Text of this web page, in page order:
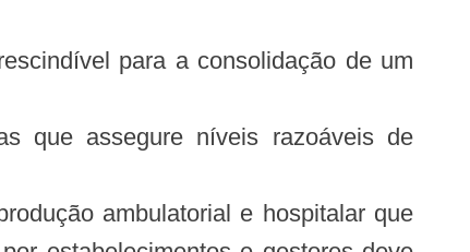
para a consolidação de um
que assegure níveis razoáveis de
ambulatorial e hospitalar que